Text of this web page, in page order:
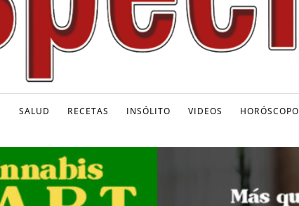
SALUD RECETAS INSÓLITO VIDEOS HORÓSCOPO